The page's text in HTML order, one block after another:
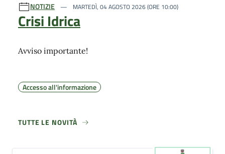
NOTIZIE MARTEDÌ, 04 AGOSTO 2026 (ORE 10:00)
Crisi Idrica
Avviso importante!
Accesso all'informazione
TUTTE LE NOVITÀ